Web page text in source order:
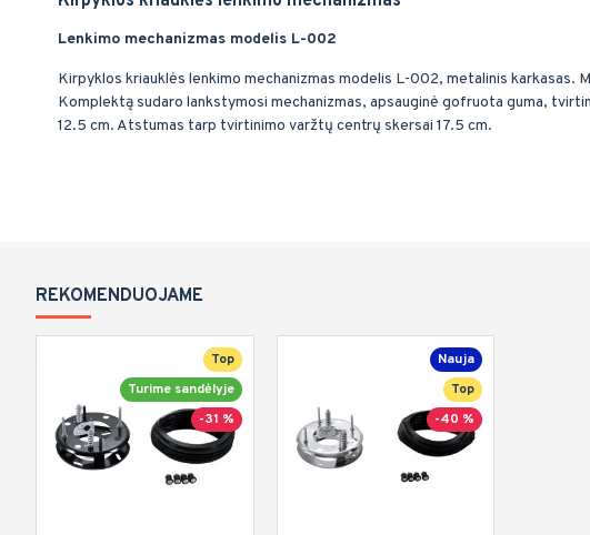
Lenkimo mechanizmas modelis L-002
Kirpyklos kriauklės lenkimo mechanizmas modelis L-002, metalinis karkasas.
Komplektą sudaro lankstymosi mechanizmas, apsauginė gofruota guma,
12.5 cm. Atstumas tarp tvirtinimo varžtų centrų skersai 17.5 cm.
REKOMENDUOJAME
Top
Turime sandėlyje
-31 %
Nauja
Top
-40 %